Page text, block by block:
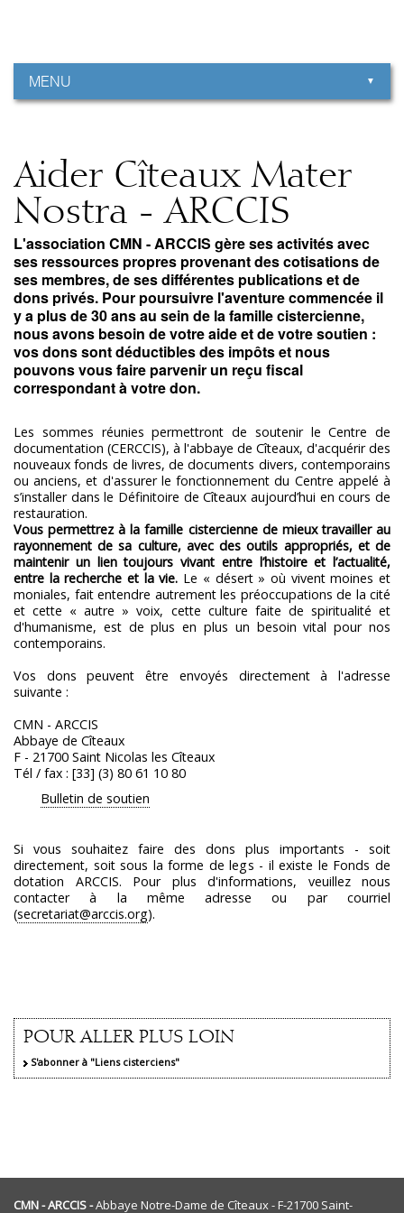
MENU
Aider Cîteaux Mater
Nostra - ARCCIS
L'association CMN - ARCCIS gère ses activités avec
ses ressources propres provenant des cotisations de
ses membres, de ses différentes publications et de
dons privés. Pour poursuivre l'aventure commencée il
y a plus de 30 ans au sein de la famille cistercienne,
nous avons besoin de votre aide et de votre soutien :
vos dons sont déductibles des impôts et nous
pouvons vous faire parvenir un reçu fiscal
correspondant à votre don.
Les sommes réunies permettront de soutenir le Centre de
documentation (CERCCIS), à l'abbaye de Cîteaux, d'acquérir des
nouveaux fonds de livres, de documents divers, contemporains
ou anciens, et d'assurer le fonctionnement du Centre appelé à
s’installer dans le Définitoire de Cîteaux aujourd’hui en cours de
restauration.
Vous permettrez à la famille cistercienne de mieux travailler au
rayonnement de sa culture, avec des outils appropriés, et de
maintenir un lien toujours vivant entre l’histoire et l’actualité,
entre la recherche et la vie. Le « désert » où vivent moines et
moniales, fait entendre autrement les préoccupations de la cité
et cette « autre » voix, cette culture faite de spiritualité et
d'humanisme, est de plus en plus un besoin vital pour nos
contemporains.
Vos dons peuvent être envoyés directement à l'adresse
suivante :
CMN - ARCCIS
Abbaye de Cîteaux
F - 21700 Saint Nicolas les Cîteaux
Tél / fax : [33] (3) 80 61 10 80
Bulletin de soutien
Si vous souhaitez faire des dons plus importants - soit
directement, soit sous la forme de legs - il existe le Fonds de
dotation ARCCIS. Pour plus d'informations, veuillez nous
contacter à la même adresse ou par courriel
(secretariat@arccis.org).
POUR ALLER PLUS LOIN
S'abonner à "Liens cisterciens"
CMN - ARCCIS -Abbaye Notre-Dame de Cîteaux - F-21700 Saint-